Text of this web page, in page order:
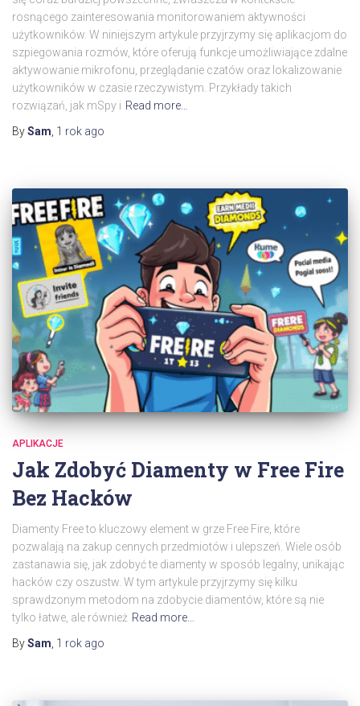
rosnącego zainteresowania monitorowaniem aktywności
użytkowników. W niniejszym artykule przyjrzymy się aplikacjom do
szpiegowania rozmów, które oferują funkcje umożliwiające zdalne
aktywowanie mikrofonu, przeglądanie czatów oraz lokalizowanie
użytkowników w czasie rzeczywistym. Przykłady takich
rozwiązań, jak mSpy i Read more…
BySam 1 rok ago
APLIKACJE
Jak Zdobyć Diamenty w Free Fire
Bez Hacków
Diamenty Free to kluczowy element w grze Free Fire, które
pozwalają na zakup cennych przedmiotów i ulepszeń. Wiele osób
zastanawia się, jak zdobyć te diamenty w sposób legalny, unikając
hacków czy oszustw. W tym artykule przyjrzymy się kilku
sprawdzonym metodom na zdobycie diamentów, które są nie
tylko łatwe, ale również Read more…
BySam, 1 rok ago